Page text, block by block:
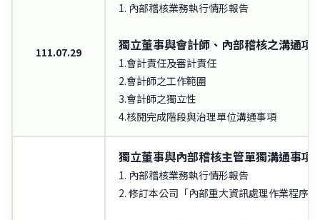
111.07.29
1. 內部稽核業務執行情形報告
獨立董事與會計師、內部稽核之溝通項
1.會計責任及審計責任
2.會計師之工作範圍
3.會計師之獨立性
4.核閱完成階段與治理單位溝通事項
獨立董事與內部稽核主管單獨溝通事項
1. 內部稽核業務執行情形報告
2. 修訂本公司「內部重大資訊處理作業程序」